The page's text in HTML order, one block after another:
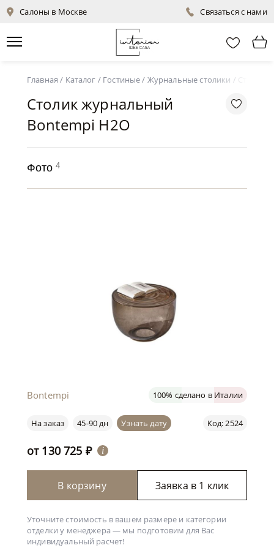
Салоны в Москве Связаться с нами
Главная / Каталог / Гостиные/ Журнальные столики /
Столик журнальный
Bontempi H2O
Фото 4
Bontempi 100% сделано в Италии
Код: 2524
На заказ 45-90 дн Узнать дату
от 130 725 ₽ i
В корзину Заявка в 1 клик
Уточните стоимость в вашем размере и категории
отделки у менеджера — мы подготовим для Вас
индивидуальный расчет!